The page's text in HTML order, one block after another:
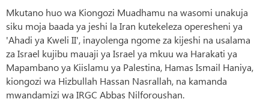
Mkutano huo wa Kiongozi Muadhamu na wasomi unakuja
siku moja baada ya jeshi la Iran kutekeleza operesheni ya
'Ahadi ya Kweli II', inayolenga ngome za kijeshi na usalama
za Israel kujibu mauaji ya Israel ya mkuu wa Harakati ya
Mapambano ya Kiislamu ya Palestina, Hamas Ismail Haniya,
kiongozi wa Hizbullah Hassan Nasrallah, na kamanda
mwandamizi wa IRGC Abbas Nilforoushan.